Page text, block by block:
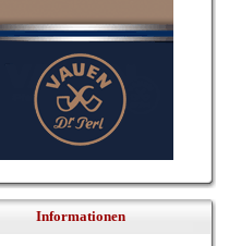
Informationen